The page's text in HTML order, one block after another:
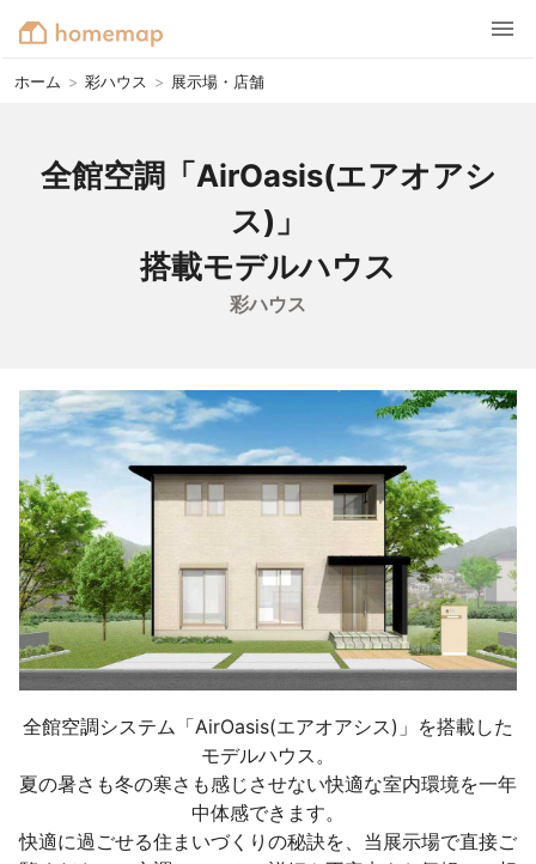
ホーム > 彩ハウス > 展示場・店舗
全館空調「AirOasis(エアオアシ
ス)」
搭載モデルハウス
彩ハウス
全館空調システム「AirOasis(エアオアシス)」を搭載した
モデルハウス。
夏の暑さも冬の寒さも感じさせない快適な室内環境を一年
中体感できます。
快適に過ごせる住まいづくりの秘訣を、当展示場で直接ご